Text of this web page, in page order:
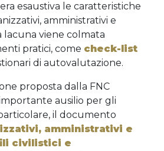
esaustiva le caratteristiche
amministrativi e
lacuna viene colmata
pratici, come check-list
di autovalutazione.
proposta dalla FNC
ausilio per gli
il documento
amministrativi e
civilistici e